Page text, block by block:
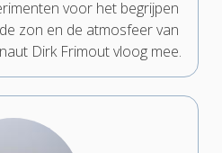
voor het begrijpen
zon en de atmosfeer van
Dirk Frimout vloog mee.